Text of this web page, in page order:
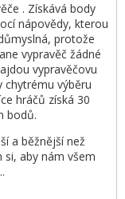
. Získává body
nápovědy, kterou
protože
vypravěč žádné
vypravěčovu
chytrému výběru
hráčů získá 30
bodů.
a běžnější než
si, aby nám všem